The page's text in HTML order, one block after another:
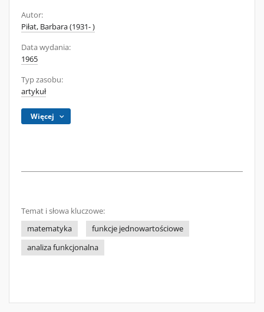
Autor:
Piłat, Barbara (1931- )
Data wydania:
1965
Typ zasobu:
artykuł
Więcej
Temat i słowa kluczowe:
matematyka
funkcje jednowartościowe
analiza funkcjonalna